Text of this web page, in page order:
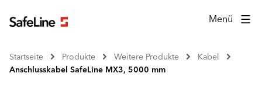
Menü
Startseite Produkte Weitere Produkte
Kabel
Anschlusskabel SafeLine MX3, 5000 mm